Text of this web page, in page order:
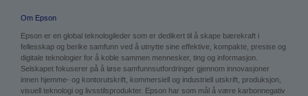
Om Epson
Epson er en global teknologileder som er dedikert til å skape bærekraft i
fellesskap og berike samfunn ved å utnytte sine effektive, kompakte, presise og
digitale teknologier for å koble sammen mennesker, ting og informasjon.
Selskapet fokuserer på å løse samfunnsutfordringer gjennom innovasjoner
innen hjemme- og kontorutskrift, kommersiell og industriell utskrift, produksjon,
visuell teknologi og livsstilsprodukter. Epson har som mål å være karbonnegativ